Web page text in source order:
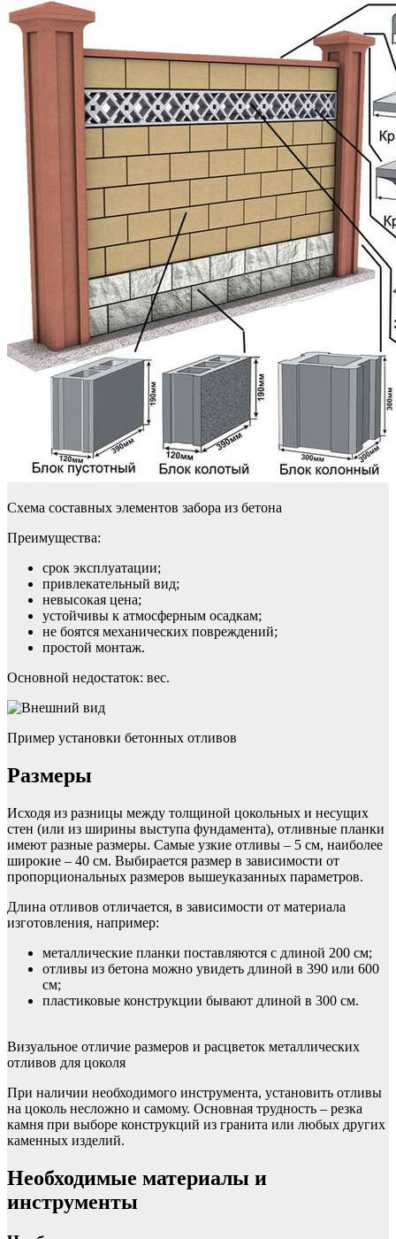
Схема составных элементов забора из бетона
Преимущества:
срок эксплуатации;
привлекательный вид;
невысокая цена;
устойчивы к атмосферным осадкам;
не боятся механических повреждений;
простой монтаж.
Основной недостаток: вес.
Пример установки бетонных отливов
Размеры
Исходя из разницы между толщиной цокольных и несущих
стен (или из ширины выступа фундамента), отливные планки
имеют разные размеры. Самые узкие отливы – 5 см, наиболее
широкие – 40 см. Выбирается размер в зависимости от
пропорциональных размеров вышеуказанных параметров.
Длина отливов отличается, в зависимости от материала
изготовления, например:
металлические планки поставляются с длиной 200 см;
отливы из бетона можно увидеть длиной в 390 или 600
см;
пластиковые конструкции бывают длиной в 300 см.
Визуальное отличие размеров и расцветок металлических
отливов для цоколя
При наличии необходимого инструмента, установить отливы
на цоколь несложно и самому. Основная трудность – резка
камня при выборе конструкций из гранита или любых других
каменных изделий.
Необходимые материалы и
инструменты